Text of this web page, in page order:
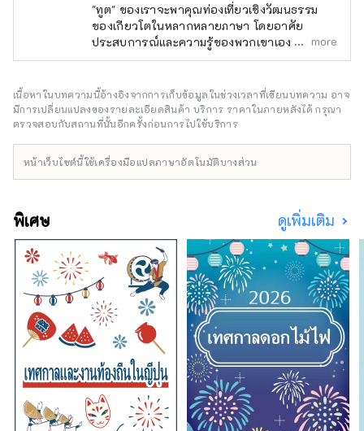
"ทูต" ของเราจะพาคุณท่องเที่ยวเชิงวัฒนธรรม
ของเกียวโตในหลากหลายภาษา โดยอาศัย
ประสบการณ์และความรู้ของพวกเขาเอง เรายินดี
รับคำขอหลักสูตรมาตรฐานหรือหลักสูตรพิเศษ
เกียวโต มอบโอกาสให้คุณได้เรียนรู้และสัมผัส
ประสบการณ์ต่างๆ เช่น ศาลเจ้า วัด สวน
สถาปัตยกรรมสมัยใหม่ วัฒนธรรมอาหาร ศิลปะ
พบปะกับผู้คนในท้องถิ่นที่จะสร้างความทรงจำที่ดี
คุณได้เพลิดเพลินกับวัฒนธรรมเกียวโตอย่างเต็มที่
ตลอดทั้งฤดูกาล
more
เนื้อหาในบทความนี้อ้างอิงจากการเก็บข้อมูลในช่วงเวลาที่เขียนบทความ อาจ
มีการเปลี่ยนแปลงของรายละเอียดสินค้า บริการ ราคาในภายหลังได้ กรุณา
ตรวจสอบกับสถานที่นั้นอีกครั้งก่อนการไปใช้บริการ
หน้าเว็บไซต์นี้ใช้เครื่องมือแปลภาษาอัตโนมัติบางส่วน
พิเศษ ดูเพิ่มเติม